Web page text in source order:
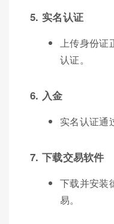
5. 实名认证
上传身份
认证。
6. 入金
实名认证通
7. 下载交易软件
下载并安装
易。